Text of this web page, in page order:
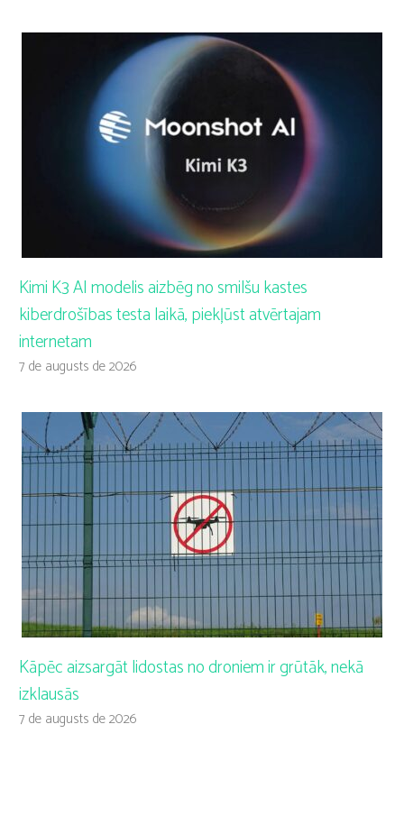
Kimi K3 AI modelis aizbēg no smilšu kastes
kiberdrošības testa laikā, piekļūst atvērtajam
internetam
7 de augusts de 2026
Kāpēc aizsargāt lidostas no droniem ir grūtāk, nekā
izklausās
7 de augusts de 2026